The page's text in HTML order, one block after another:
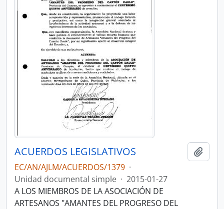
ACUERDOS LEGISLATIVOS
EC/AN/AJLM/ACUERDOS/1379 ·
Unidad documental simple · 2015-01-27
A LOS MIEMBROS DE LA ASOCIACIÓN DE
ARTESANOS "AMANTES DEL PROGRESO DEL